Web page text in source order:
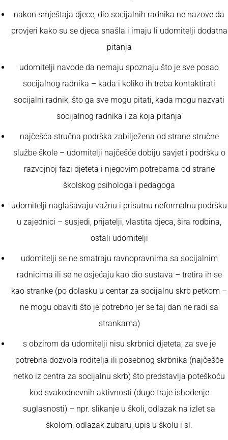
nakon smještaja djece, dio socijalnih radnika ne nazove da
provjeri kako su se djeca snašla i imaju li udomitelji dodatna
pitanja
udomitelji navode da nemaju spoznaju što je sve posao
socijalnog radnika – kada i koliko ih treba kontaktirati
socijalni radnik, što ga sve mogu pitati, kada mogu nazvati
socijalnog radnika i za koja pitanja
najčešća stručna podrška zabilježena od strane stručne
službe škole – udomitelji najčešće dobiju savjet i podršku o
razvojnoj fazi djeteta i njegovim potrebama od strane
školskog psihologa i pedagoga
udomitelji naglašavaju važnu i prisutnu neformalnu podršku
u zajednici – susjedi, prijatelji, vlastita djeca, šira rodbina,
ostali udomitelji
udomitelji se ne smatraju ravnopravnima sa socijalnim
radnicima ili se ne osjećaju kao dio sustava – tretira ih se
kao stranke (po dolasku u centar za socijalnu skrb petkom –
ne mogu obaviti što je potrebno jer se taj dan ne radi sa
strankama)
s obzirom da udomitelji nisu skrbnici djeteta, za sve je
potrebna dozvola roditelja ili posebnog skrbnika (najčešće
netko iz centra za socijalnu skrb) što predstavlja poteškoću
kod svakodnevnih aktivnosti (dugo traje ishođenje
suglasnosti) – npr. slikanje u školi, odlazak na izlet sa
školom, odlazak zubaru, upis u školu i sl.